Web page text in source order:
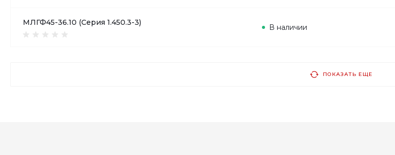
МЛГФ45-36.10 (Серия 1.450.3-3)
В наличии
ПОКАЗАТЬ ЕЩЕ